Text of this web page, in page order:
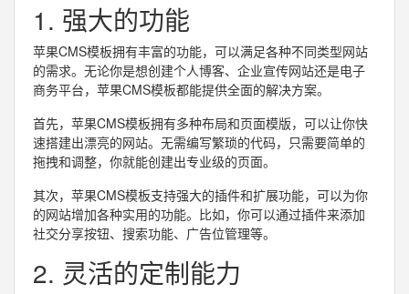
1. 强大的功能
苹果CMS模板拥有丰富的功能，可以满足各种不同类型网站
的需求。无论你是想创建个人博客、企业宣传网站还是电子
商务平台，苹果CMS模板都能提供全面的解决方案。
首先，苹果CMS模板拥有多种布局和页面模版，可以让你快
速搭建出漂亮的网站。无需编写繁琐的代码，只需要简单的
拖拽和调整，你就能创建出专业级的页面。
其次，苹果CMS模板支持强大的插件和扩展功能，可以为你
的网站增加各种实用的功能。比如，你可以通过插件来添加
社交分享按钮、搜索功能、广告位管理等。
2. 灵活的定制能力